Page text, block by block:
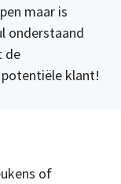
maar is
onderstaand
de
klant!
of